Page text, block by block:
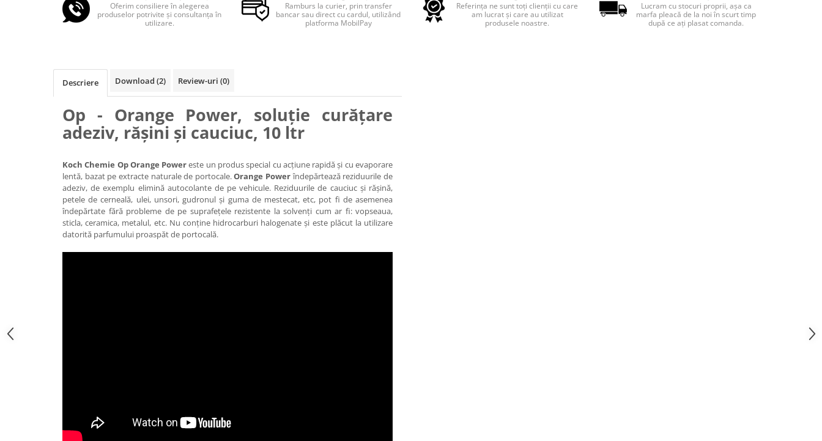
Oferim consiliere în alegerea
produselor potrivite și consultanța în
utilizare.
Ramburs la curier, prin transfer
bancar sau direct cu cardul, utilizând
platforma MobilPay
Referința ne sunt toți clienții cu care
am lucrat și care au utilizat
produsele noastre.
Lucram cu stocuri proprii, așa ca
marfa pleacă de la noi în scurt timp
după ce ați plasat comanda.
Descriere Download (2) Review-uri (0)
Op - Orange Power, soluție curățare
adeziv, rășini și cauciuc, 10 ltr
Koch Chemie Op Orange Powereste un produs special cu acțiune rapidă și cu evaporare
lentă, bazat pe extracte naturale de portocale.Orange Powerîndepărtează reziduurile de
adeziv, de exemplu elimină autocolante de pe vehicule. Reziduurile de cauciuc și rășină,
petele de cerneală, ulei, unsori, gudronul și guma de mestecat, etc, pot fi de asemenea
îndepărtate fără probleme de pe suprafețele rezistente la solvenți cum ar fi: vopseaua,
sticla, ceramica, metalul, etc. Nu conține hidrocarburi halogenate și este plăcut la utilizare
datorită parfumului proaspăt de portocală.